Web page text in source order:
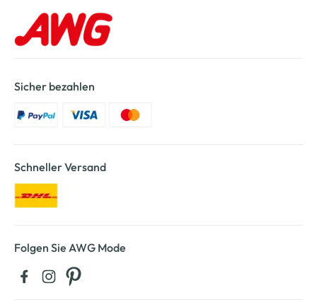
Sicher bezahlen
Schneller Versand
Folgen Sie AWG Mode